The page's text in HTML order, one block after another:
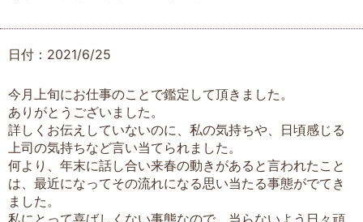
日付：2021/6/25
今月上旬にお仕事のことで鑑定して頂きました。
ありがとうございました。
詳しくお伝えしていないのに、私の気持ちや、日頃感じる
上司の気持ちなど言い当てられました。
何より、年末に話し合い来春の動きがあると言われたこと
は、最近になってその流れになる思い当たる事態がでてき
ました。
私にとって喜ばしくない事態なので、当らないよう日々頑